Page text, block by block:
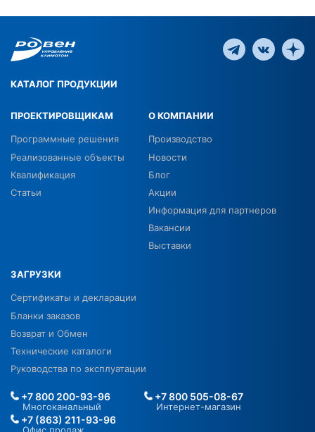
КАТАЛОГ ПРОДУКЦИИ
ПРОЕКТИРОВЩИКАМ
Программные решения
Реализованные объекты
Квалификация
Статьи
О КОМПАНИИ
Производство
Новости
Блог
Акции
Информация для партнеров
Вакансии
Выставки
ЗАГРУЗКИ
Сертификаты и декларации
Бланки заказов
Возврат и Обмен
Технические каталоги
Руководства по эксплуатации
+7 800 200-93-96
Многоканальный
+7 800 505-08-67
Интернет-магазин
+7 (863) 211-93-96